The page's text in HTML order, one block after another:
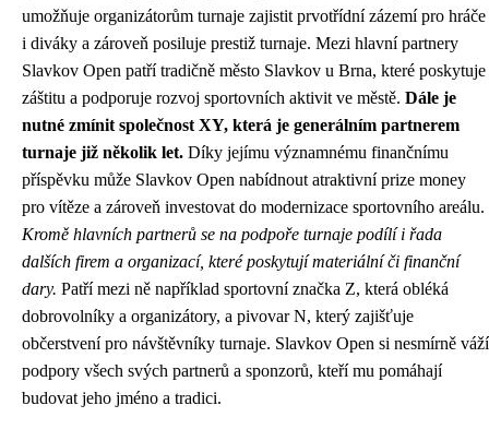
umožňuje organizátorům turnaje zajistit prvotřídní zázemí pro hráče
i diváky a zároveň posiluje prestiž turnaje. Mezi hlavní partnery
Slavkov Open patří tradičně město Slavkov u Brna, které poskytuje
záštitu a podporuje rozvoj sportovních aktivit ve městě. Dále je
nutné zmínit společnost XY, která je generálním partnerem
turnaje již několik let. Díky jejímu významnému finančnímu
příspěvku může Slavkov Open nabídnout atraktivní prize money
pro vítěze a zároveň investovat do modernizace sportovního areálu.
Kromě hlavních partnerů se na podpoře turnaje podílí i řada
dalších firem a organizací, které poskytují materiální či finanční
dary. Patří mezi ně například sportovní značka Z, která obléká
dobrovolníky a organizátory, a pivovar N, který zajišťuje
občerstvení pro návštěvníky turnaje. Slavkov Open si nesmírně váží
podpory všech svých partnerů a sponzorů, kteří mu pomáhají
budovat jeho jméno a tradici.